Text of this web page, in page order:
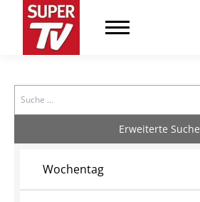
Search
Erweiterte Suche
Wochentag